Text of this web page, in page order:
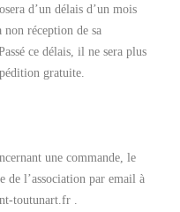
d’un délais d’un mois
réception de sa
ce délais, il ne sera plus
gratuite.
une commande, le
de l’association par email à
toutunart.fr .